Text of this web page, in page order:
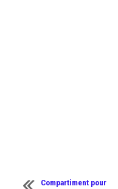
Compartiment pour